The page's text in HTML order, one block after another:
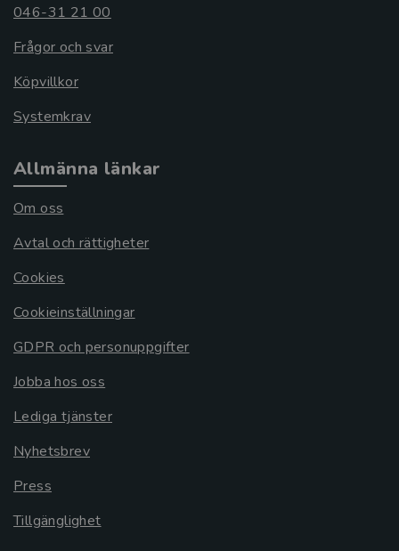
046-31 21 00
Frågor och svar
Köpvillkor
Systemkrav
Allmänna länkar
Om oss
Avtal och rättigheter
Cookies
Cookieinställningar
GDPR och personuppgifter
Jobba hos oss
Lediga tjänster
Nyhetsbrev
Press
Tillgänglighet